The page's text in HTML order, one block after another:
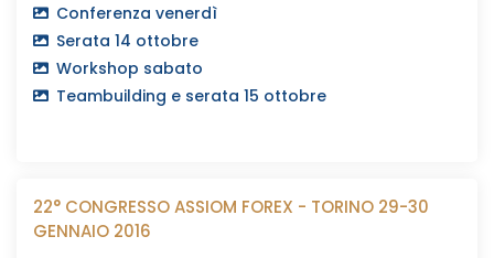
Conferenza venerdì
Serata 14 ottobre
Workshop sabato
Teambuilding e serata 15 ottobre
22° CONGRESSO ASSIOM FOREX - TORINO 29-30
GENNAIO 2016